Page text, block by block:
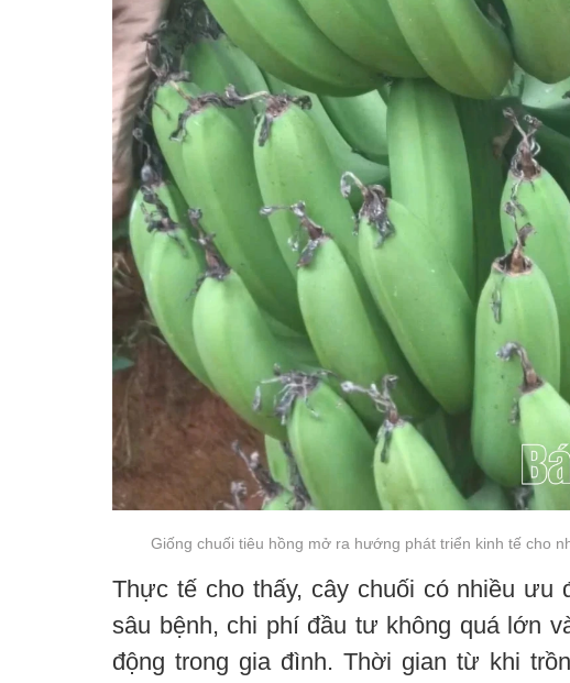
Giống chuối tiêu hồng mở ra hướng phát triển kinh tế cho
Thực tế cho thấy, cây chuối có nhiều ưu
sâu bệnh, chi phí đầu tư không quá lớn
động trong gia đình. Thời gian từ khi